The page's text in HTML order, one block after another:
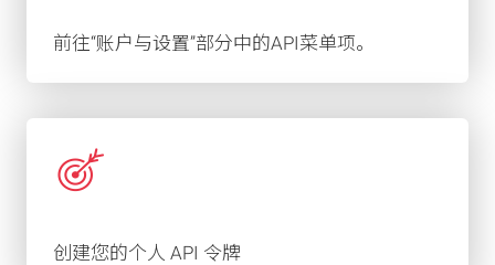
前往“账户与设置”部分中的API菜单项。
创建您的个人 API 令牌